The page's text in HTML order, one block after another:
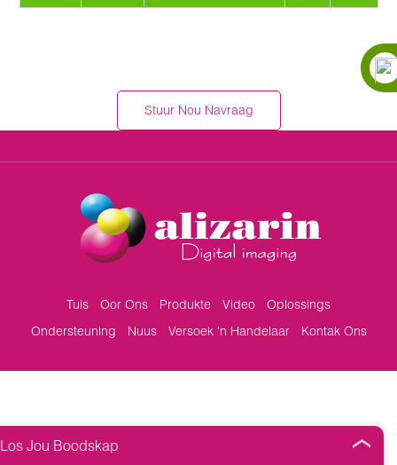
Stuur Nou Navraag
Tuis Oor Ons Produkte Video
Oplossings
Ondersteuning
Nuus Versoek 'n Handelaar Kontak Ons
Los Jou Boodskap